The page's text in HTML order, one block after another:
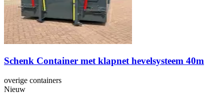
Schenk Container met klapnet hevelsysteem 40m
overige containers
Nieuw